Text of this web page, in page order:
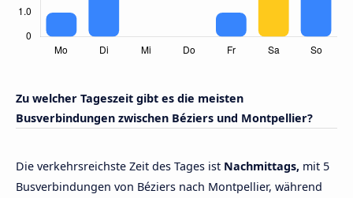
Zu welcher Tageszeit gibt es die meisten
Busverbindungen zwischen Béziers und Montpellier?
Die verkehrsreichste Zeit des Tages ist Nachmittags, mit 5
Busverbindungen von Béziers nach Montpellier, während